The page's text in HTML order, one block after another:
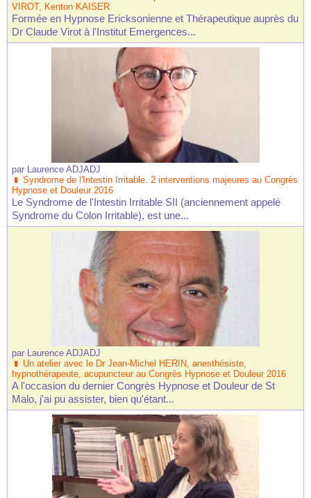
VIROT, Kenton KAISER
Formée en Hypnose Ericksonienne et Thérapeutique auprès du
Dr Claude Virot à l'Institut Emergences...
par Laurence ADJADJ
Syndrome de l'Intestin Irritable. 2 interventions majeures au Congrès
Hypnose et Douleur 2016
Le Syndrome de l'Intestin Irritable SII (anciennement appelé
Syndrome du Colon Irritable), est une...
par Laurence ADJADJ
Un atelier avec le Dr Jean-Michel HERIN, anesthésiste,
hypnothérapeute, acupuncteur au Congrès Hypnose et Douleur 2016
A l'occasion du dernier Congrès Hypnose et Douleur de St
Malo, j'ai pu assister, bien qu'étant...